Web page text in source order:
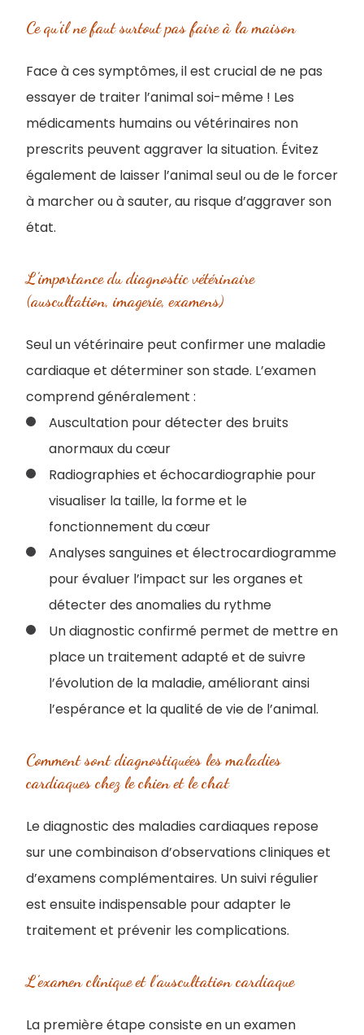
Ce qu’il ne faut surtout pas faire à la maison
Face à ces symptômes, il est crucial de ne pas
essayer de traiter l’animal soi-même ! Les
médicaments humains ou vétérinaires non
prescrits peuvent aggraver la situation. Évitez
également de laisser l’animal seul ou de le forcer
à marcher ou à sauter, au risque d’aggraver son
état.
L’importance du diagnostic vétérinaire
(auscultation, imagerie, examens)
Seul un vétérinaire peut confirmer une maladie
cardiaque et déterminer son stade. L’examen
comprend généralement :
Auscultation pour détecter des bruits
anormaux du cœur
Radiographies et échocardiographie pour
visualiser la taille, la forme et le
fonctionnement du cœur
Analyses sanguines et électrocardiogramme
pour évaluer l’impact sur les organes et
détecter des anomalies du rythme
Un diagnostic confirmé permet de mettre en
place un traitement adapté et de suivre
l’évolution de la maladie, améliorant ainsi
l’espérance et la qualité de vie de l’animal.
Comment sont diagnostiquées les maladies
cardiaques chez le chien et le chat
Le diagnostic des maladies cardiaques repose
sur une combinaison d’observations cliniques et
d’examens complémentaires. Un suivi régulier
est ensuite indispensable pour adapter le
traitement et prévenir les complications.
L’examen clinique et l’auscultation cardiaque
La première étape consiste en un examen